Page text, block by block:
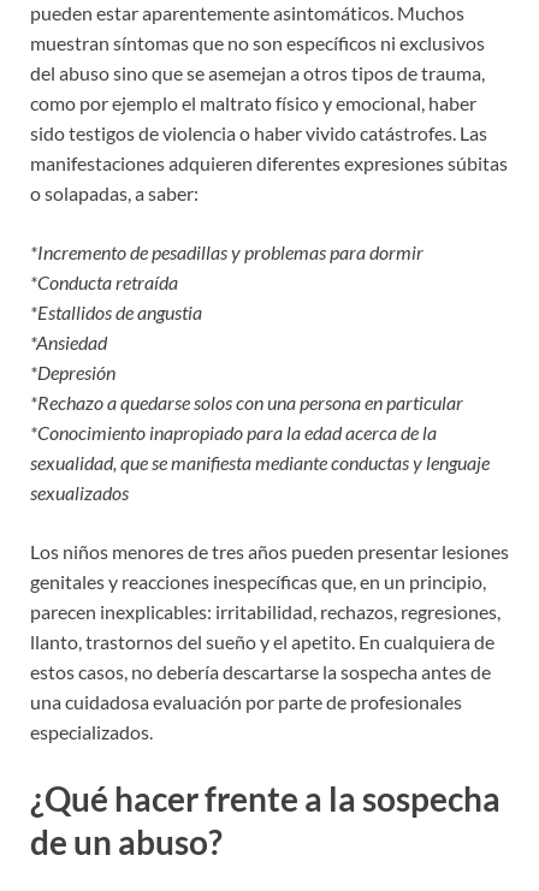
pueden estar aparentemente asintomáticos. Muchos
muestran síntomas que no son específicos ni exclusivos
del abuso sino que se asemejan a otros tipos de trauma,
como por ejemplo el maltrato físico y emocional, haber
sido testigos de violencia o haber vivido catástrofes. Las
manifestaciones adquieren diferentes expresiones súbitas
o solapadas, a saber:
*Incremento de pesadillas y problemas para dormir
*Conducta retraída
*Estallidos de angustia
*Ansiedad
*Depresión
*Rechazo a quedarse solos con una persona en particular
*Conocimiento inapropiado para la edad acerca de la
sexualidad, que se manifiesta mediante conductas y lenguaje
sexualizados
Los niños menores de tres años pueden presentar lesiones
genitales y reacciones inespecíficas que, en un principio,
parecen inexplicables: irritabilidad, rechazos, regresiones,
llanto, trastornos del sueño y el apetito. En cualquiera de
estos casos, no debería descartarse la sospecha antes de
una cuidadosa evaluación por parte de profesionales
especializados.
¿Qué hacer frente a la sospecha
de un abuso?